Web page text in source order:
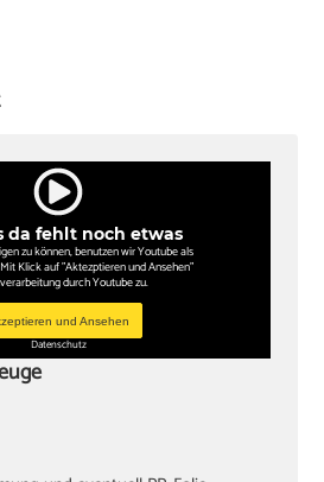
da fehlt noch etwas
zu können, benutzen wir Youtube als
Klick auf "Aktezptieren und Ansehen"
durch Youtube zu.
und Ansehen
Datenschutz